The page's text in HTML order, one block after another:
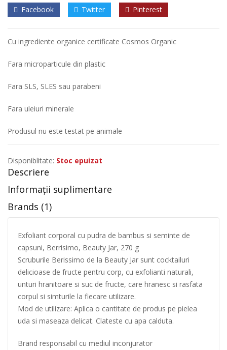
Facebook Twitter Pinterest
Cu ingrediente organice certificate Cosmos Organic
Fara microparticule din plastic
Fara SLS, SLES sau parabeni
Fara uleiuri minerale
Produsul nu este testat pe animale
Disponiblitate: Stoc epuizat
Descriere
Informații suplimentare
Brands (1)
Exfoliant corporal cu pudra de bambus si seminte de
capsuni, Berrisimo, Beauty Jar, 270 g
Scruburile Berissimo de la Beauty Jar sunt cocktailuri
delicioase de fructe pentru corp, cu exfolianti naturali,
unturi hranitoare si suc de fructe, care hranesc si rasfata
corpul si simturile la fiecare utilizare.
Mod de utilizare: Aplica o cantitate de produs pe pielea
uda si maseaza delicat. Clateste cu apa calduta.
Brand responsabil cu mediul inconjurator